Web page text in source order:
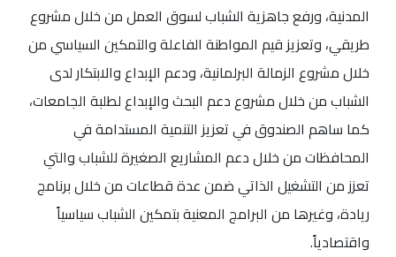
المدنية، ورفع جاهزية الشباب لسوق العمل من خلال مشروع
طريقي، وتعزيز قيم المواطنة الفاعلة والتمكين السياسي من
خلال مشروع الزمالة البرلمانية، ودعم الإبداع والابتكار لدى
الشباب من خلال مشروع دعم البحث والإبداع لطلبة الجامعات،
كما ساهم الصندوق في تعزيز التنمية المستدامة في
المحافظات من خلال دعم المشاريع الصغيرة للشباب والتي
تعزز من التشغيل الذاتي ضمن عدة قطاعات من خلال برنامج
ريادة، وغيرها من البرامج المعنية بتمكين الشباب سياسياً
واقتصادياً.